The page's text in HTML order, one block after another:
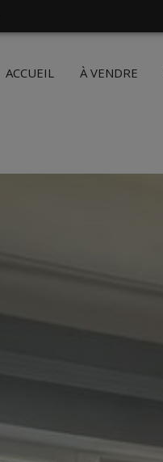
ACCUEIL À VENDRE